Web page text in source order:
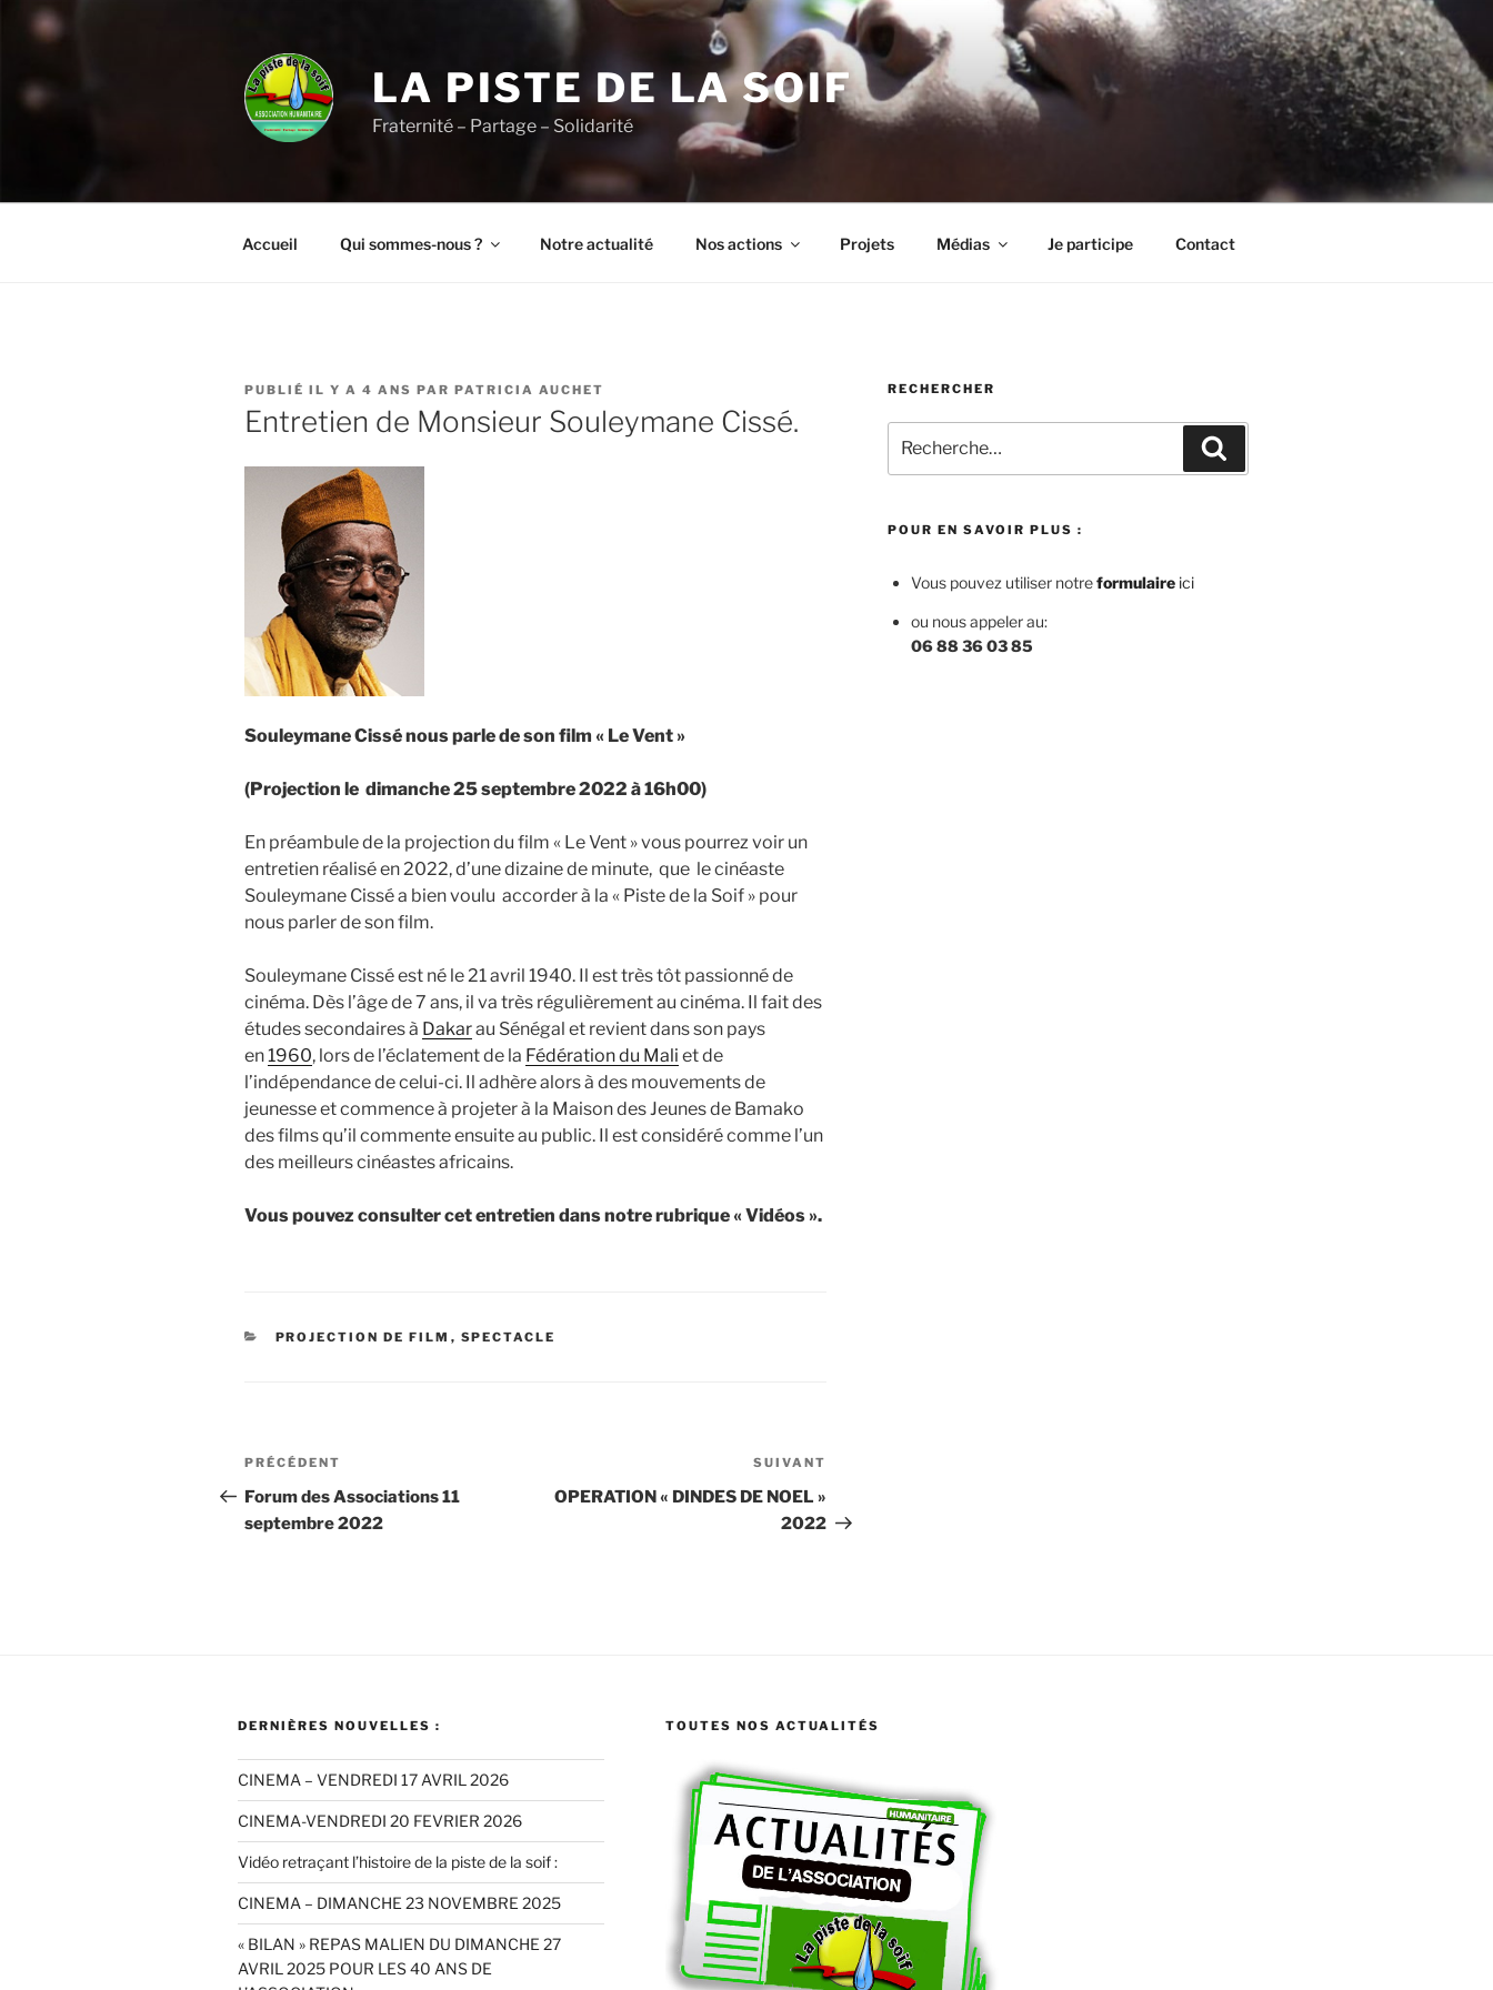
Aller
principal
LA PISTE DE LA SOIF
Fraternité – Partage – Solidarité
Accueil Qui sommes-nous ? Notre actualité Nos actions Projets Médias Je participe Contact
PUBLIÉ
LE
PUBLIÉ IL Y A 4 ANS PAR PATRICIA AUCHET
Entretien de Monsieur Souleymane Cissé.
Souleymane Cissé nous parle de son film « Le Vent »
(Projection le dimanche 25 septembre 2022 à 16h00)
En préambule de la projection du film « Le Vent » vous pourrez voir un
entretien réalisé en 2022, d’une dizaine de minute, que le cinéaste
Souleymane Cissé a bien voulu accorder à la « Piste de la Soif » pour
nous parler de son film.
Souleymane Cissé est né le 21 avril 1940. Il est très tôt passionné de
cinéma. Dès l’âge de 7 ans, il va très régulièrement au cinéma. Il fait des
études secondaires à Dakarau Sénégal et revient dans son pays
en1960, lors de l’éclatement de la Fédération du Mali et de
l’indépendance de celui-ci. Il adhère alors à des mouvements de
jeunesse et commence à projeter à la Maison des Jeunes de Bamako
des films qu’il commente ensuite au public. Il est considéré comme l’un
des meilleurs cinéastes africains.
Vous pouvez consulter cet entretien dans notre rubrique « Vidéos ».
CATÉGORIES
PROJECTION DE FILM , SPECTACLE
Navigation
de
l’article
Article
précédent
PRÉCÉDENT
Forum des Associations 11
septembre 2022
SUIVANT
OPERATION « DINDES DE NOEL »
2022
RECHERCHER
pour
:
POUR EN SAVOIR PLUS :
Vous pouvez utiliser notreformulaireici
ou nous appeler au:
06 88 36 03 85
DERNIÈRES NOUVELLES :
CINEMA – VENDREDI 17 AVRIL 2026
CINEMA-VENDREDI 20 FEVRIER 2026
Vidéo retraçant l’histoire de la piste de la soif :
CINEMA – DIMANCHE 23 NOVEMBRE 2025
« BILAN » REPAS MALIEN DU DIMANCHE 27
AVRIL 2025 POUR LES 40 ANS DE
TOUTES NOS ACTUALITÉS